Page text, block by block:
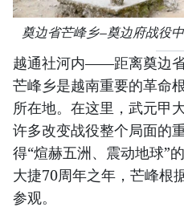
奠边省芒峰乡—奠边府战役
越通社河内——距离奠边
芒峰乡是越南重要的革命
所在地。在这里，武元甲
许多改变战役整个局面的
得“煊赫五洲、震动地球”
大捷70周年之年，芒峰根
参观。